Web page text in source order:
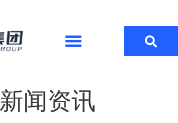
新闻资讯